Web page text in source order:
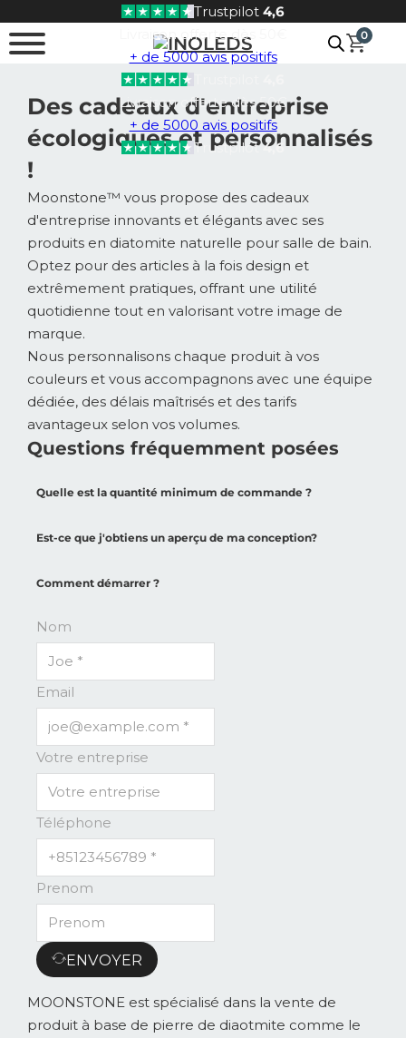
Passer au contenu principal
Passer au pied de page Trustpilot 4,6
Livraison offerte dès 50€
+ de 5000 avis positifs
Livraison offerte dès 50€
+ de 5000 avis positifs
Trustpilot4,6
0
Des cadeaux d'entreprise
écologiques et personnalisés
!
Moonstone™ vous propose des cadeaux
d'entreprise innovants et élégants avec ses
produits en diatomite naturelle pour salle de bain.
Optez pour des articles à la fois design et
extrêmement pratiques, offrant une utilité
quotidienne tout en valorisant votre image de
marque.
Nous personnalisons chaque produit à vos
couleurs et vous accompagnons avec une équipe
dédiée, des délais maîtrisés et des tarifs
avantageux selon vos volumes.
Questions fréquemment posées
Quelle est la quantité minimum de commande ?
Est-ce que j'obtiens un aperçu de ma conception?
Comment démarrer ?
Nom
Email
Votre entreprise
Téléphone
Prenom
ENVOYER
MOONSTONE est spécialisé dans la vente de
produit à base de pierre de diaotmite comme le